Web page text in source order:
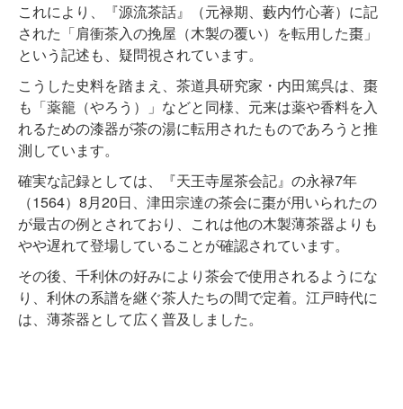
これにより、『源流茶話』（元禄期、藪内竹心著）に記
された「肩衝茶入の挽屋（木製の覆い）を転用した棗」
という記述も、疑問視されています。
こうした史料を踏まえ、茶道具研究家・内田篤呉は、棗
も「薬籠（やろう）」などと同様、元来は薬や香料を入
れるための漆器が茶の湯に転用されたものであろうと推
測しています。
確実な記録としては、『天王寺屋茶会記』の永禄7年
（1564）8月20日、津田宗達の茶会に棗が用いられたの
が最古の例とされており、これは他の木製薄茶器よりも
やや遅れて登場していることが確認されています。
その後、千利休の好みにより茶会で使用されるようにな
り、利休の系譜を継ぐ茶人たちの間で定着。江戸時代に
は、薄茶器として広く普及しました。